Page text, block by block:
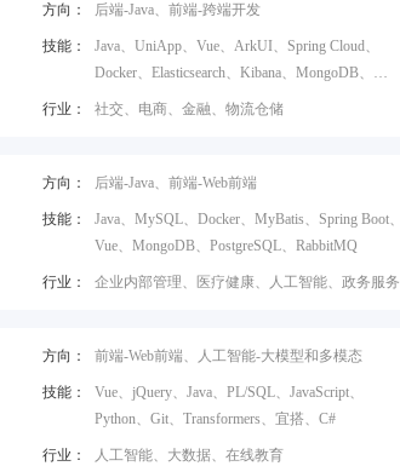
方向： 后端-Java、前端-跨端开发
技能：
Java、UniApp、Vue、ArkUI、Spring Cloud、
Docker、Elasticsearch、Kibana、MongoDB、
MySQL
行业： 社交、电商、金融、物流仓储
方向： 后端-Java、前端-Web前端
技能：
Java、MySQL、Docker、MyBatis、Spring Boot、
Vue、MongoDB、PostgreSQL、RabbitMQ
行业： 企业内部管理、医疗健康、人工智能、政务服务
方向： 前端-Web前端、人工智能-大模型和多模态
技能：
Vue、jQuery、Java、PL/SQL、JavaScript、
Python、Git、Transformers、宜搭、C#
行业： 人工智能、大数据、在线教育